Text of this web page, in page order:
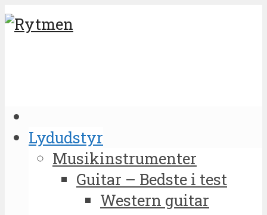
Lydudstyr
Musikinstrumenter
Guitar – Bedste i test
Western guitar